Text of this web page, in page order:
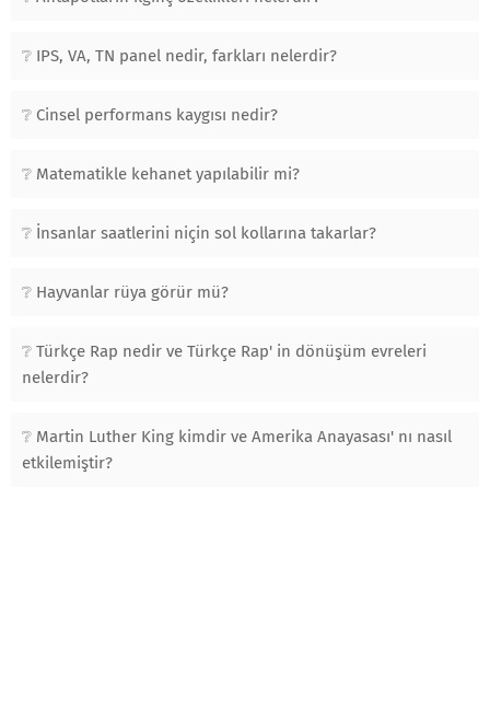
IPS, VA, TN panel nedir, farkları nelerdir?
Cinsel performans kaygısı nedir?
Matematikle kehanet yapılabilir mi?
İnsanlar saatlerini niçin sol kollarına takarlar?
Hayvanlar rüya görür mü?
Türkçe Rap nedir ve Türkçe Rap' in dönüşüm evreleri
nelerdir?
Martin Luther King kimdir ve Amerika Anayasası' nı nasıl
etkilemiştir?